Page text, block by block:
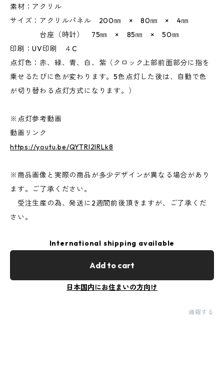
素材：アクリル
サイズ：アクリルパネル 200㎜ × 80㎜ × 4㎜
台座（時計） 75㎜ × 85㎜ × 50㎜
印刷：UV印刷 ４C
点灯色：赤、緑、青、白、紫（クロック上部前面部分に指を
乗せるたびに色が変わります。5色点灯した後は、自動で色
が切り替わる点灯方式になります。）
※点灯参考動画
動画リンク
https://youtu.be/QYTRl2IRLk8
※商品画像と実際の商品が多少デザインが異なる場合があり
ます。ご了承ください。
受注生産の為、発送に2週間前後頂きますが、ご了承くだ
さい。
International shipping available
Add to cart
日本国内にお住まいの方向け
通報する